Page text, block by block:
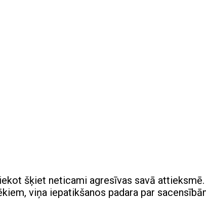
šķiet neticami agresīvas savā
viņa iepatikšanos padara par